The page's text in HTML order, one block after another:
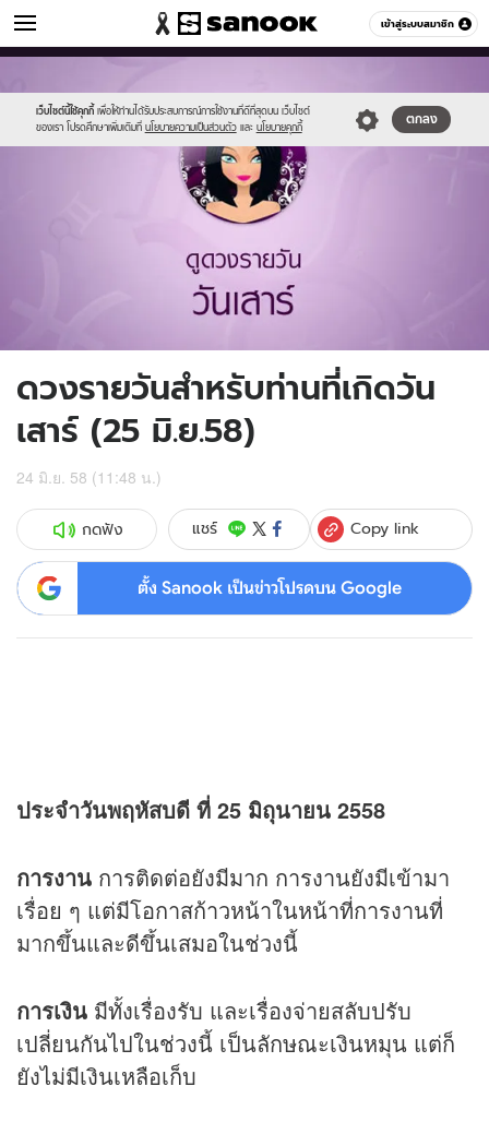
เข้าสู่ระบบสมาชิก
ดูดวง หมวดอื่นๆ
เว็บไซต์นี้ใช้คุกกี้ เพื่อให้ท่านได้รับประสบการณ์การใช้งานที่ดีที่สุดบน เว็บไซต์
ของเรา โปรดศึกษาเพิ่มเติมที่ นโยบายความเป็นส่วนตัว และ นโยบายคุกกี้
ตกลง
new-
sanook.png
ดวงรายวันสำหรับท่านที่เกิดวัน
เสาร์ (25 มิ.ย.58)
24 มิ.ย. 58 (11:48 น.)
กดฟัง แชร์ Copy link
ตั้ง Sanook เป็นข่าวโปรดบน Google
ประจำวันพฤหัสบดี ที่ 25 มิถุนายน 2558
การงาน การติดต่อยังมีมาก การงานยังมีเข้ามา
เรื่อย ๆ แต่มีโอกาสก้าวหน้าในหน้าที่การงานที่
มากขึ้นและดีขึ้นเสมอในช่วงนี้
การเงิน มีทั้งเรื่องรับ และเรื่องจ่ายสลับปรับ
เปลี่ยนกันไปในช่วงนี้ เป็นลักษณะเงินหมุน แต่ก็
ยังไม่มีเงินเหลือเก็บ